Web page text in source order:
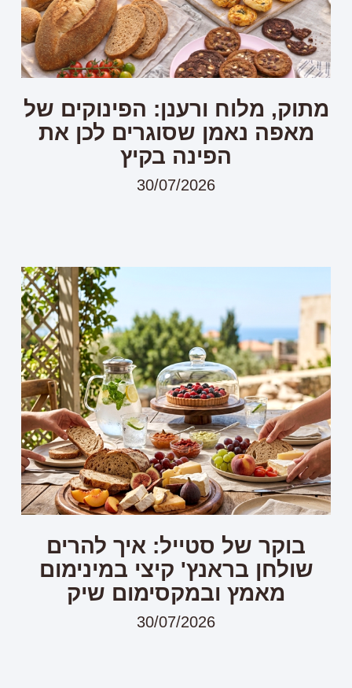
מתוק, מלוח ורענן: הפינוקים של
מאפה נאמן שסוגרים לכן את
הפינה בקיץ
30/07/2026
בוקר של סטייל: איך להרים
שולחן בראנץ' קיצי במינימום
מאמץ ובמקסימום שיק
30/07/2026